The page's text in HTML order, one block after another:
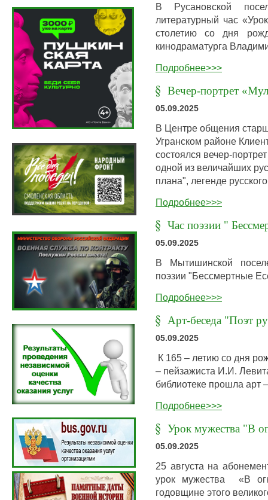
В Русановской
литературный час
столетию со дня
кинодраматурга
Подробнее>>>
Вечер-портрет
05.09.2025
В Центре общения
Угранском районе
состоялся вечер-
одной из величайших
плана", легенде
Подробнее>>>
Час поэзии "
05.09.2025
В Мытишинской
поэзии "Бессмертные
Подробнее>>>
Арт-беседа "Поэт
05.09.2025
К 165 – летию со дня
– пейзажиста И.И.
библиотеке прошла арт
Подробнее>>>
Урок мужества "В
05.09.2025
25 августа на
урок мужества «В
годовщине этого